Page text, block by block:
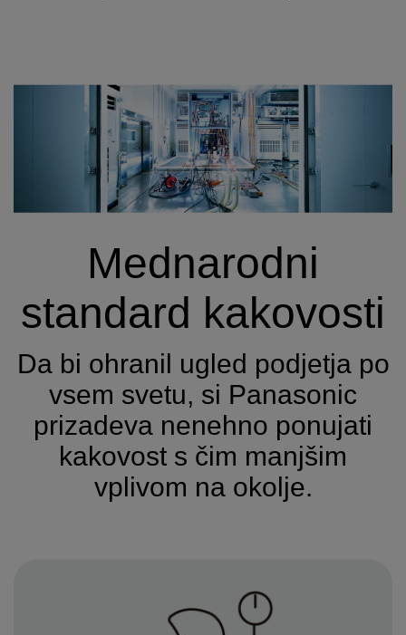
Mednarodni
standard kakovosti
Da bi ohranil ugled podjetja po
vsem svetu, si Panasonic
prizadeva nenehno ponujati
kakovost s čim manjšim
vplivom na okolje.